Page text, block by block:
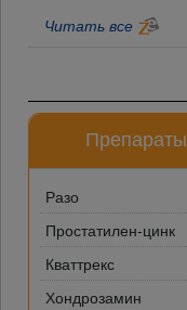
Читать все
Препараты
Разо
Простатилен-цинк
Кваттрекс
Хондрозамин